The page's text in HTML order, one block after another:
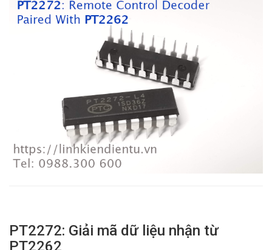
PT2272: Giải mã dữ liệu nhận từ
PT2262